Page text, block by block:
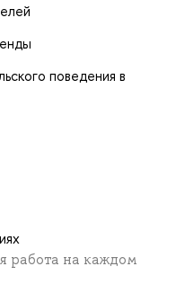
поведения в
работа на каждом